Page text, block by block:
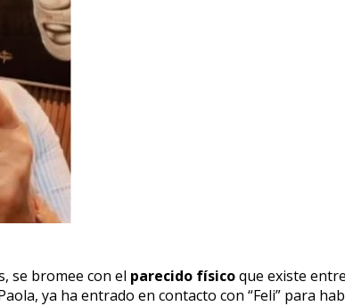
se bromee con el parecido físicoque existe
ya ha entrado en contacto con “Feli” para